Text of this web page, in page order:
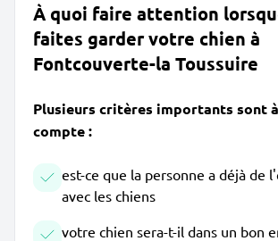
À quoi faire attention
faites garder votre chien à
Fontcouverte-la Toussuire
Plusieurs critères importants sont
compte :
est-ce que la personne a déjà de
avec les chiens
votre chien sera-t-il dans un bon